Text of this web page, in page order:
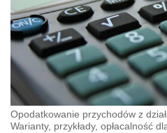
Opodatkowanie przychodów z
Warianty, przykłady, opłacalność